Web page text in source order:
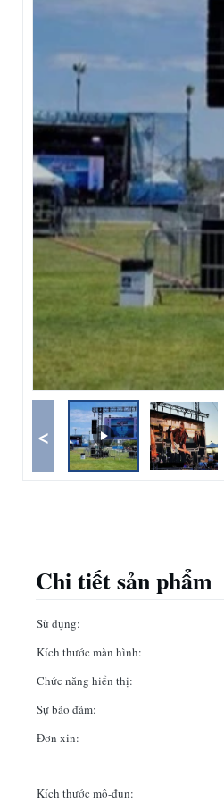
<
Chi tiết sản phẩm
Sử dụng:
Kích thước màn hình:
Chức năng hiển thị:
Sự bảo đảm:
Đơn xin:
Kích thước mô-đun: